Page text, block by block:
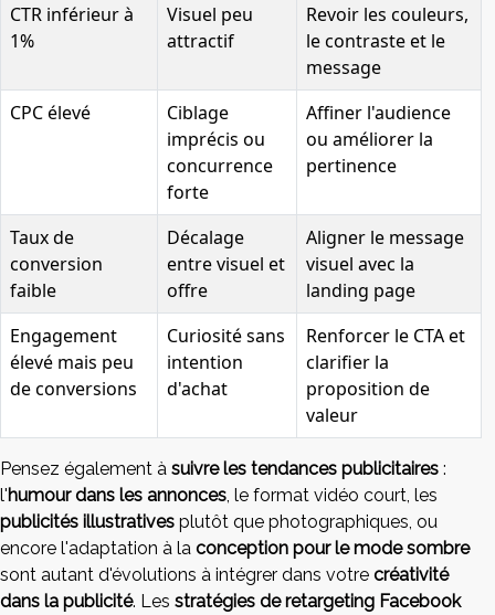
CTR inférieur à
1%
Visuel peu
attractif
Revoir les couleurs,
le contraste et le
message
CPC élevé
Ciblage
imprécis ou
concurrence
forte
Affiner l'audience
ou améliorer la
pertinence
Taux de
conversion
faible
Décalage
entre visuel et
offre
Aligner le message
visuel avec la
landing page
Engagement
élevé mais peu
de conversions
Curiosité sans
intention
d'achat
Renforcer le CTA et
clarifier la
proposition de
valeur
Pensez également à suivre les tendances publicitaires :
l'humour dans les annonces , le format vidéo court, les
publicités illustratives plutôt que photographiques, ou
encore l'adaptation à la conception pour le mode sombre
sont autant d'évolutions à intégrer dans votre créativité
dans la publicité. Les stratégies de retargeting Facebook